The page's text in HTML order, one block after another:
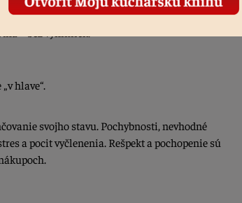
črevnej sliznice a s tým súvisiace vážne
– bez výnimiek.
hlave“.
svojho stavu. Pochybnosti, nevhodné
a pocit vyčlenenia. Rešpekt a pochopenie sú